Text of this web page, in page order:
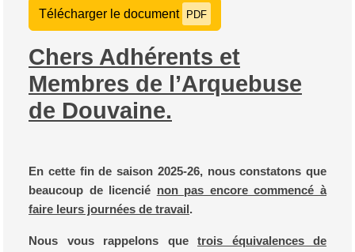
Télécharger le document PDF
Chers Adhérents et
Membres de l’Arquebuse
de Douvaine.
En cette fin de saison 2025-26, nous constatons que
beaucoup de licencié non pas encore commencé à
faire leurs journées de travail.
Nous vous rappelons que trois équivalences de